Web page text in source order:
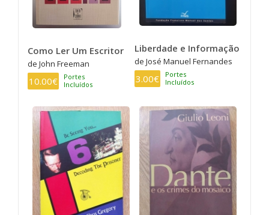
Como Ler Um Escritor
de John Freeman
10.00€
Portes
Incluídos
Liberdade e Informação
de José Manuel Fernandes
3.00€
Portes
Incluídos